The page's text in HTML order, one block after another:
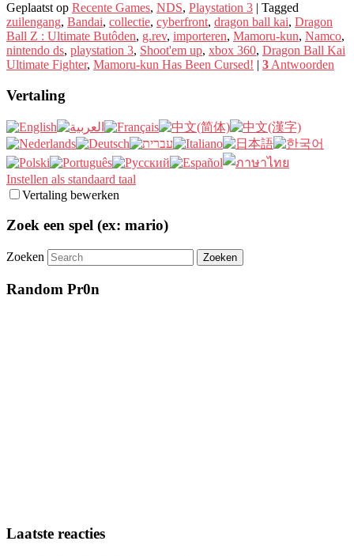
Geplaatst op Recente Games, NDS, Playstation 3 | Tagged
zuilengang, Bandai, collectie, cyberfront, dragon ball kai, Dragon
Ball Z : Ultimate Butôden, g.rev, importeren, Mamoru-kun, Namco,
nintendo ds, playstation 3, Shoot'em up, xbox 360, Dragon Ball Kai
Ultimate Fighter, Mamoru-kun Has Been Cursed! | 3 Antwoorden
Vertaling
Instellen als standaard taal
Vertaling bewerken
Zoek een spel (ex: mario)
Zoeken
Random Pr0n
Laatste reacties